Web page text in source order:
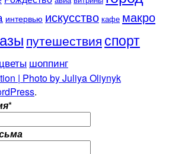
интервью искусство кафе макро
путешествия спорт
цветы шоппинг
| Photo by Juliya Oliynyk
.
*